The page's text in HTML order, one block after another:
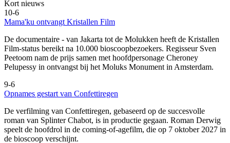
Kort nieuws
10-6
Mama'ku ontvangt Kristallen Film
De documentaire - van Jakarta tot de Molukken heeft de Kristallen
Film-status bereikt na 10.000 bioscoopbezoekers. Regisseur Sven
Peetoom nam de prijs samen met hoofdpersonage Cheroney
Pelupessy in ontvangst bij het Moluks Monument in Amsterdam.
9-6
Opnames gestart van Confettiregen
De verfilming van Confettiregen, gebaseerd op de succesvolle
roman van Splinter Chabot, is in productie gegaan. Roman Derwig
speelt de hoofdrol in de coming-of-agefilm, die op 7 oktober 2027 in
de bioscoop verschijnt.